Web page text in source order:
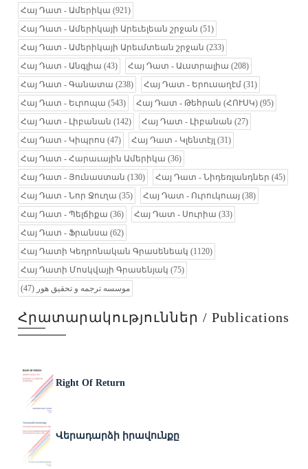
Հայ Դատ - Ամերիկա (921)
Հայ Դատ - Ամերիկայի Արեւելեան շրջան (51)
Հայ Դատ - Ամերիկայի Արեւմտեան շրջան (233)
Հայ Դատ - Անգլիա (43) Հայ Դատ - Աւստրալիա (208)
Հայ Դատ - Գանատա (238) Հայ Դատ - Երուսաղէմ (31)
Հայ Դատ - Եւրոպա (543) Հայ Դատ - Թեհրան (ՀՈՒՍԿ) (95)
Հայ Դատ - Լիբանան (142) Հայ Դատ - Լիբանան (27)
Հայ Դատ - Կիպրոս (47) Հայ Դատ - Կլենտէյլ (31)
Հայ Դատ - Հարաւային Ամերիկա (36)
Հայ Դատ - Յունաստան (130) Հայ Դատ - Նիդեռլանդներ (45)
Հայ Դատ - Նոր Ջուղա (35) Հայ Դատ - Ուրուկուայ (38)
Հայ Դատ - Պելճիքա (36) Հայ Դատ - Սուրիա (33)
Հայ Դատ - Ֆրանսա (62)
Հայ Դատի Կեդրոնական Գրասենեակ (1120)
Հայ Դատի Մոսկվայի Գրասենյակ (75)
موسسه ترجمه و تحقیق هور (47)
Հրատարակություններ / Publications
Right Of Return
Վերադարձի իրավունքը